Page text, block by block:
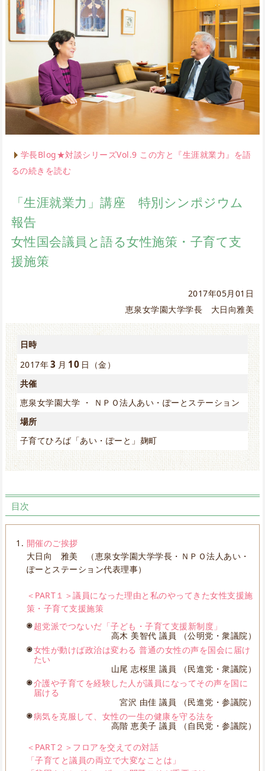
学長Blog★対談シリーズVol.9 この方と『生涯就業力』を語
るの続きを読む
「生涯就業力」講座 特別シンポジウム
報告
女性国会議員と語る女性施策・子育て支
援施策
2017年05月01日
恵泉女学園大学学長 大日向雅美
日時
2017年3 月 10 日（金）
共催
恵泉女学園大学 ・ ＮＰＯ法人あい・ぽーとステーション
場所
子育てひろば「あい・ぽーと」麹町
目次
開催のご挨拶
大日向 雅美 （恵泉女学園大学学長・ＮＰＯ法人あい・
ぽーとステーション代表理事）
＜PART１＞議員になった理由と私のやってきた女性支援施
策・子育て支援施策
超党派でつないだ「子ども・子育て支援新制度」
高木 美智代 議員 （公明党・衆議院）
女性が動けば政治は変わる 普通の女性の声を国会に届け
たい
山尾 志桜里 議員 （民進党・衆議院）
介護や子育てを経験した人が議員になってその声を国に
届ける
宮沢 由佳 議員 （民進党・参議院）
病気を克服して、女性の一生の健康を守る法を
高階 恵美子 議員 （自民党・参議院）
＜PART２＞フロアを交えての対話
「子育てと議員の両立で大変なことは」